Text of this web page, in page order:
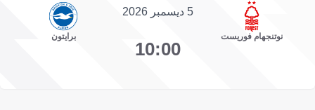
نوتنجهام فوريست
5 ديسمبر 2026
10:00
برايتون